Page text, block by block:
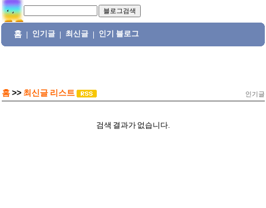
홈 인기글 최신글 인기 블로그
홈 >> 최신글 리스트 인기글
검색 결과가 없습니다.